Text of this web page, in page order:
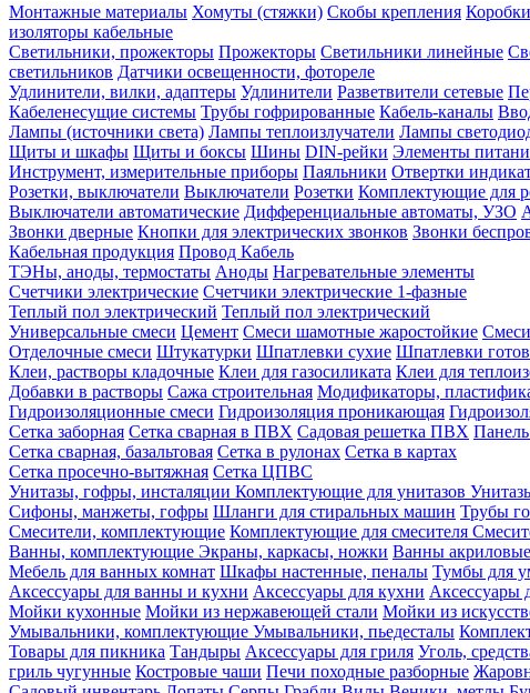
Монтажные материалы Хомуты (стяжки) Скобы крепления
изоляторы кабельные
Светильники, прожекторы Прожекторы Светильники линейные
светильников Датчики освещенности, фотореле
Удлинители, вилки, адаптеры Удлинители Разветвители сетевые
Кабеленесущие системы Трубы гофрированные Кабель-каналы
Лампы (источники света) Лампы теплоизлучатели Лампы
Щиты и шкафы Щиты и боксы Шины DIN-рейки Элементы
Инструмент, измерительные приборы Паяльники Отвертки
Розетки, выключатели Выключатели Розетки Комплектующие для
Выключатели автоматические Дифференциальные автоматы, УЗО
Звонки дверные Кнопки для электрических звонков Звонки
Кабельная продукция Провод Кабель
ТЭНы, аноды, термостаты Аноды Нагревательные элементы
Счетчики электрические Счетчики электрические 1-фазные
Теплый пол электрический Теплый пол электрический
Универсальные смеси Цемент Смеси шамотные жаростойкие
Отделочные смеси Штукатурки Шпатлевки сухие Шпатлевки
Клеи, растворы кладочные Клеи для газосиликата Клеи для
Добавки в растворы Сажа строительная Модификаторы,
Гидроизоляционные смеси Гидроизоляция проникающая
Сетка заборная Сетка сварная в ПВХ Садовая решетка ПВХ Панель
Сетка сварная, базальтовая Сетка в рулонах Сетка в картах
Сетка просечно-вытяжная Сетка ЦПВС
Унитазы, гофры, инсталяции Комплектующие для унитазов
Сифоны, манжеты, гофры Шланги для стиральных машин Трубы
Смесители, комплектующие Комплектующие для смесителя
Ванны, комплектующие Экраны, каркасы, ножки Ванны акриловые
Мебель для ванных комнат Шкафы настенные, пеналы Тумбы для
Аксессуары для ванны и кухни Аксессуары для кухни Аксессуары
Мойки кухонные Мойки из нержавеющей стали Мойки из
Умывальники, комплектующие Умывальники, пьедесталы
Товары для пикника Тандыры Аксессуары для гриля Уголь,
гриль чугунные Костровые чаши Печи походные разборные